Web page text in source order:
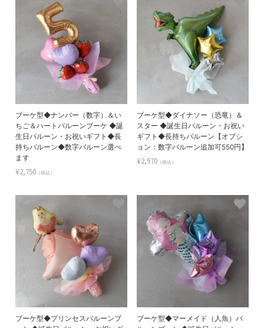
ブーケ型◆ナンバー（数字）＆い
ちご＆ハートバルーンブーケ ◆誕
生日バルーン・お祝いギフト◆長
持ちバルーン◆数字バルーン選べ
ます
¥2,750 （税込）
ブーケ型◆ダイナソー（恐竜）＆
スター ◆誕生日バルーン・お祝い
ギフト◆長持ちバルーン【オプシ
ョン：数字バルーン追加可550円】
¥2,970 （税込）
ブーケ型◆プリンセスバルーンブ
ブーケ型◆マーメイド（人魚）バ